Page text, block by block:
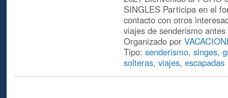
SINGLES Participa en el
contacto con otros
viajes de senderismo
Organizado por
Tipo: senderismo, singes,
solteras, viajes, escapadas